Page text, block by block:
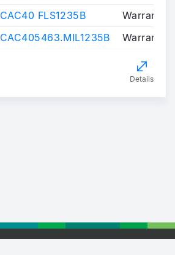
CAC40 FLS1235B
Warrants/
CAC405463.MIL1235B Warrants/
Details